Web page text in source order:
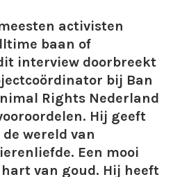
meesten activisten
baan of
interview doorbreekt
bij Ban
Rights Nederland
Hij geeft
wereld van
Een mooi
van goud. Hij heeft